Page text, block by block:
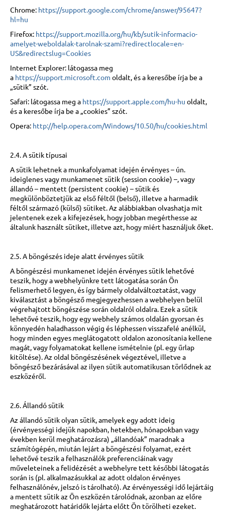
Chrome: https://support.google.com/chrome/answer/95647?
hl=hu
Firefox: https://support.mozilla.org/hu/kb/sutik-informacio-
amelyet-weboldalak-tarolnak-szami?redirectlocale=en-
US&redirectslug=Cookies
Internet Explorer: látogassa meg
a https://support.microsoft.com oldalt, és a keresőbe írja be a
„sütik” szót.
Safari: látogassa meg a https://support.apple.com/hu-hu oldalt,
és a keresőbe írja be a „cookies” szót.
Opera: http://help.opera.com/Windows/10.50/hu/cookies.html
2.4. A sütik típusai
A sütik lehetnek a munkafolyamat idején érvényes – ún.
ideiglenes vagy munkamenet sütik (session cookie) –, vagy
állandó – mentett (persistent cookie) – sütik és
megkülönböztetjük az első féltől (belső), illetve a harmadik
féltől származó (külső) sütiket. Az alábbiakban olvashatja mit
jelentenek ezek a kifejezések, hogy jobban megérthesse az
általunk használt sütiket, illetve azt, hogy miért használjuk őket.
2.5. A böngészés ideje alatt érvényes sütik
A böngészési munkamenet idején érvényes sütik lehetővé
teszik, hogy a webhelyünkre tett látogatása során Ön
felismerhető legyen, és így bármely oldalváltoztatást, vagy
kiválasztást a böngésző megjegyezhessen a webhelyen belül
végrehajtott böngészése során oldalról oldalra. Ezek a sütik
lehetővé teszik, hogy egy webhely számos oldalán gyorsan és
könnyedén haladhasson végig és léphessen visszafelé anélkül,
hogy minden egyes meglátogatott oldalon azonosítania kellene
magát, vagy folyamatokat kellene ismételnie (pl. egy űrlap
kitöltése). Az oldal böngészésének végeztével, illetve a
böngésző bezárásával az ilyen sütik automatikusan törlődnek az
eszközéről.
2.6. Állandó sütik
Az állandó sütik olyan sütik, amelyek egy adott ideig
(érvényességi idejük napokban, hetekben, hónapokban vagy
években kerül meghatározásra) „állandóak” maradnak a
számítógépén, miután lejárt a böngészési folyamat, ezért
lehetővé teszik a felhasználók preferenciáinak vagy
műveleteinek a felidézését a webhelyre tett későbbi látogatás
során is (pl. alkalmazásukkal az adott oldalon érvényes
felhasználónév, jelszó is tárolható). Az érvényességi idő lejártáig
a mentett sütik az Ön eszközén tárolódnak, azonban az előre
meghatározott határidők lejárta előtt Ön törölheti ezeket.